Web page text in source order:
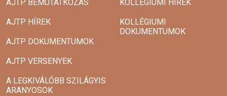
AJTP BEMUTATKOZÁS
AJTP HÍREK
AJTP DOKUMENTUMOK
AJTP VERSENYEK
A LEGKIVÁLÓBB SZILÁGYIS
ARANYOSOK
KOLLÉGIUMI HÍREK
KOLLÉGIUMI
DOKUMENTUMOK